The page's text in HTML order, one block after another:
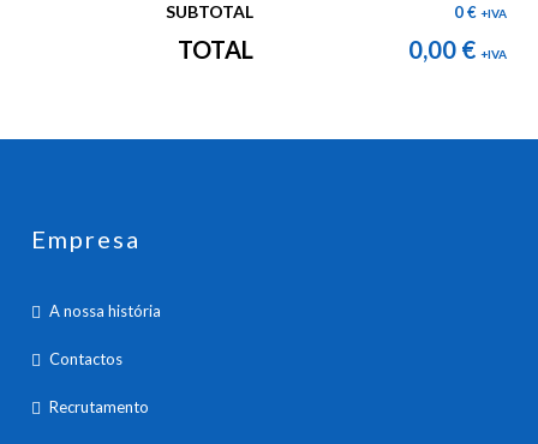
SUBTOTAL 0 € +IVA
TOTAL 0,00 € +IVA
Empresa
A nossa história
Contactos
Recrutamento